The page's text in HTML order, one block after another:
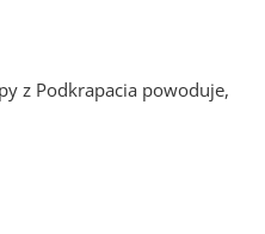
z Podkrapacia powoduje,